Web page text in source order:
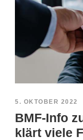
5. OKTOBER 2022
BMF-Info
klärt viele